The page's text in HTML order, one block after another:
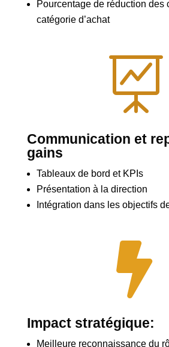
Pourcentage de réduction des
catégorie d’achat

Communication et
gains
Tableaux de bord et KPIs
Présentation à la direction
Intégration dans les objectifs

Impact stratégique:
Meilleure reconnaissance du